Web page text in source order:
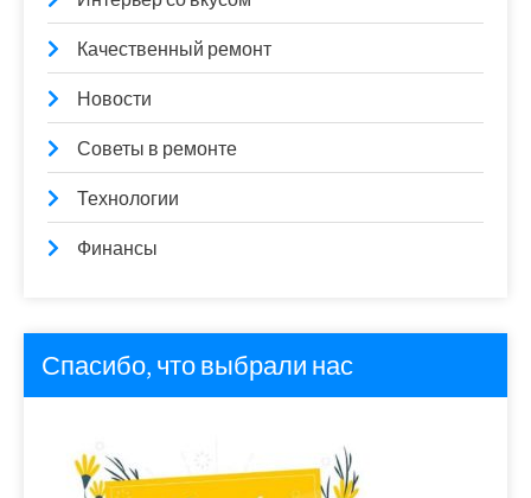
Качественный ремонт
Новости
Советы в ремонте
Технологии
Финансы
Спасибо, что выбрали нас